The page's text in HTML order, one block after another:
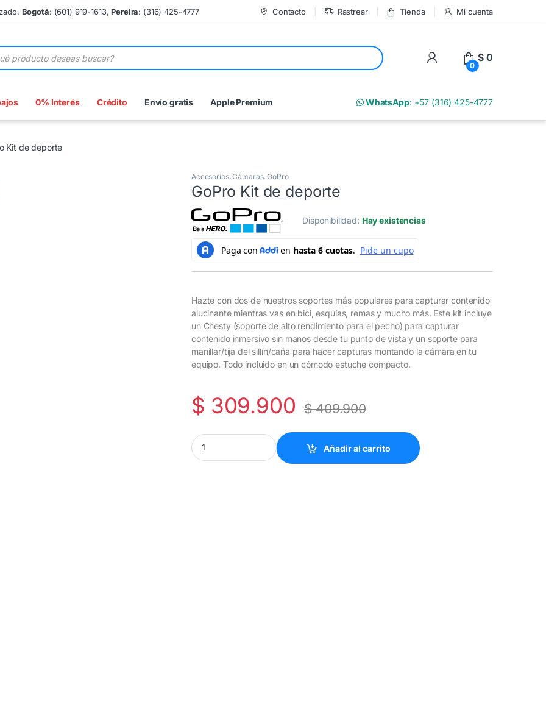
Bogotá: (601) 919-1613,Pereira: (316) 425-4777 Contacto Rastrear Tienda Mi cuenta
de productos
My Account
0
$ 0
0% Interés Crédito Envío gratis Apple Premium WhatsApp: +57 (316) 425-4777
Kit de deporte
Accesorios,Cámaras,GoPro
GoPro Kit de deporte
Disponibilidad: Hay existencias
Hazte con dos de nuestros soportes más populares para capturar contenido
alucinante mientras vas en bici, esquías, remas y mucho más. Este kit incluye
un Chesty (soporte de alto rendimiento para el pecho) para capturar
contenido inmersivo sin manos desde tu punto de vista y un soporte para
manillar/tija del sillín/caña para hacer capturas montando la cámara en tu
equipo. Todo incluido en un cómodo estuche compacto.
$ 309.900 $409.900
GoPro Kit de deporte quantity
Añadir al carrito